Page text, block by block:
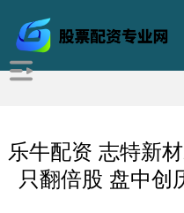
乐牛配资 志特新
只翻倍股 盘中创